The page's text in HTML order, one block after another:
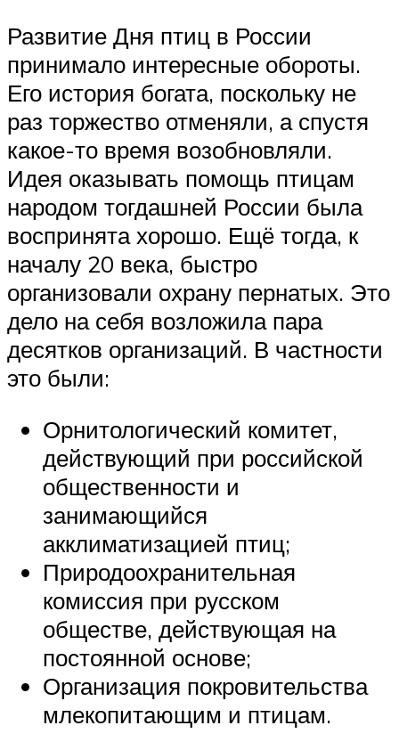
Развитие Дня птиц в России
принимало интересные обороты.
Его история богата, поскольку не
раз торжество отменяли, а спустя
какое-то время возобновляли.
Идея оказывать помощь птицам
народом тогдашней России была
воспринята хорошо. Ещё тогда, к
началу 20 века, быстро
организовали охрану пернатых. Это
дело на себя возложила пара
десятков организаций. В частности
это были:
Орнитологический комитет,
действующий при российской
общественности и
занимающийся
акклиматизацией птиц;
Природоохранительная
комиссия при русском
обществе, действующая на
постоянной основе;
Организация покровительства
млекопитающим и птицам.